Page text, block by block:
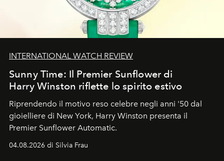
INTERNATIONAL WATCH REVIEW
Sunny Time: Il Premier Sunflower di
Harry Winston riflette lo spirito estivo
Riprendendo il motivo reso celebre negli anni '50 dal
gioielliere di New York, Harry Winston presenta il
Premier Sunflower Automatic.
04.08.2026 di Silvia Frau